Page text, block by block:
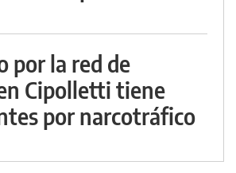
por la red de
Cipolletti tiene
por narcotráfico